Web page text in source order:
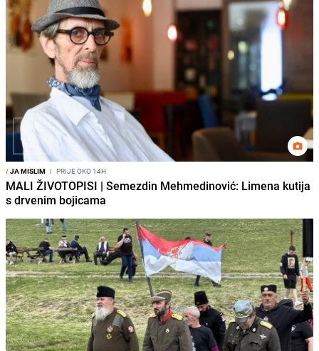
/JA MISLIM I PRIJE OKO 14H
MALI ŽIVOTOPISI | Semezdin Mehmedinović: Limena kutija
s drvenim bojicama